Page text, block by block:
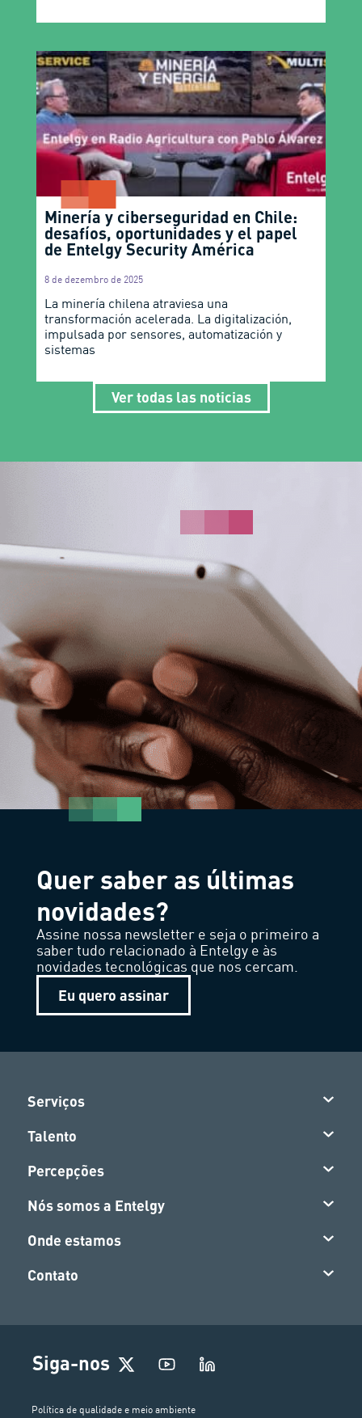
Minería y ciberseguridad en Chile:
desafíos, oportunidades y el papel
de Entelgy Security América
8 de dezembro de 2025
La minería chilena atraviesa una
transformación acelerada. La digitalización,
impulsada por sensores, automatización y
sistemas
Ver todas las noticias
Quer saber as últimas
novidades?
Assine nossa newsletter e seja o primeiro a
saber tudo relacionado à Entelgy e às
novidades tecnológicas que nos cercam.
Eu quero assinar
Serviços
Talento
Percepções
Nós somos a Entelgy
Onde estamos
Contato
Siga-nos
Política de qualidade e meio ambiente